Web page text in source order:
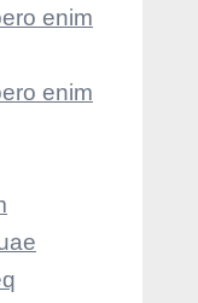
enim
enim